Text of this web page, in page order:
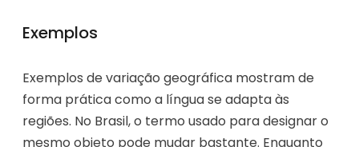
Exemplos
Exemplos de variação geográfica mostram de
forma prática como a língua se adapta às
regiões. No Brasil, o termo usado para designar o
mesmo objeto pode mudar bastante. Enquanto